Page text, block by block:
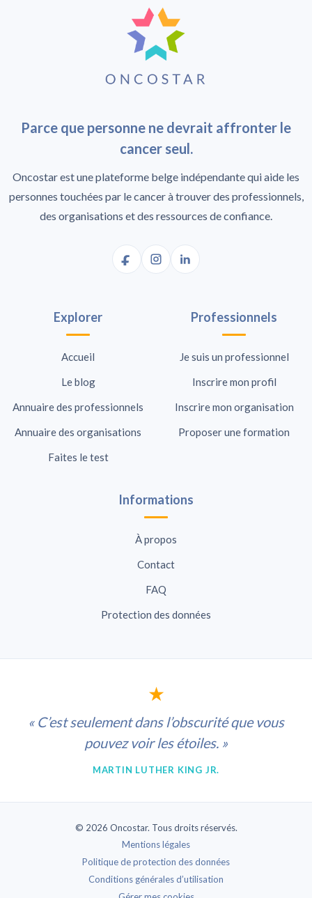
Parce que personne ne devrait affronter le
cancer seul.
Oncostar est une plateforme belge indépendante qui aide les
personnes touchées par le cancer à trouver des professionnels,
des organisations et des ressources de confiance.
Explorer
Accueil
Le blog
Annuaire des professionnels
Annuaire des organisations
Faites le test
Professionnels
Je suis un professionnel
Inscrire mon profil
Inscrire mon organisation
Proposer une formation
Informations
À propos
Contact
FAQ
Protection des données
★
« C’est seulement dans l’obscurité que vous
pouvez voir les étoiles. »
MARTIN LUTHER KING JR.
© 2026 Oncostar. Tous droits réservés.
Mentions légales
Politique de protection des données
Conditions générales d’utilisation